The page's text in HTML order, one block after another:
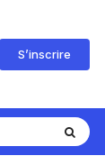
S’inscrire